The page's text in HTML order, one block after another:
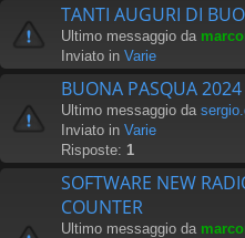
TANTI AUGURI DI
Ultimo messaggio da
Inviato in Varie
BUONA PASQUA 2024
Ultimo messaggio da
Inviato in Varie
Risposte: 1
SOFTWARE NEW
COUNTER
Ultimo messaggio da